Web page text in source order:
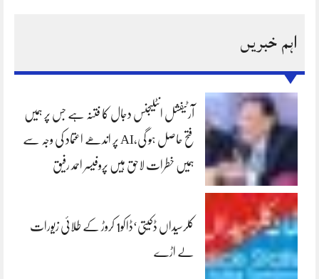
اہم خبریں
آرٹیفشل انٹلیجنس دجال کا فتنہ ہے جس پر ہمیں
فتح حاصل ہو گی،AI پر اندھے اعتماد کی وجہ سے
ہمیں خطرات لاحق ہیں پروفیسر احمد رفیق
کلرسیداں ڈکیتی‘ڈاکو1 کروڑ کے طلائی زیورات
لے اڑے